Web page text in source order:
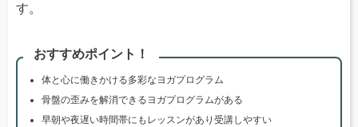
す。
おすすめポイント！
体と心に働きかける多彩なヨガプログラム
骨盤の歪みを解消できるヨガプログラムがある
早朝や夜遅い時間帯にもレッスンがあり受講しやすい